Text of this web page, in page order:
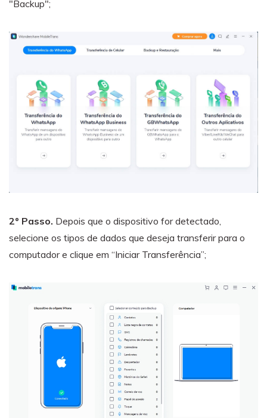
"Backup";
2º Passo. Depois que o dispositivo for detectado,
selecione os tipos de dados que deseja transferir para o
computador e clique em “Iniciar Transferência”;